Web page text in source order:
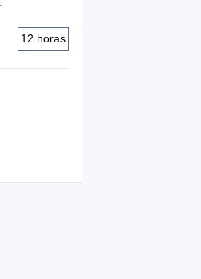
12 horas